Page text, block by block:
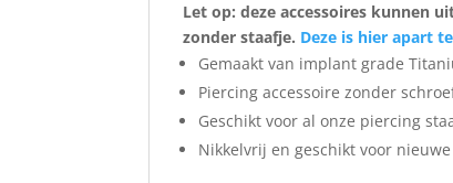
Let op: deze accessoires kunnen
zonder staafje. Deze is hier apart
Gemaakt van implant grade
Piercing accessoire zonder
Geschikt voor al onze piercing
Nikkelvrij en geschikt voor